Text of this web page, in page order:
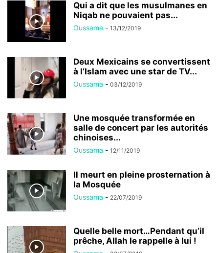
Qui a dit que les musulmanes en
Niqab ne pouvaient pas...
Oussama - 13/12/2019
Deux Mexicains se convertissent
à l’Islam avec une star de TV...
Oussama - 03/12/2019
Une mosquée transformée en
salle de concert par les autorités
chinoises...
Oussama - 12/11/2019
Il meurt en pleine prosternation à
la Mosquée
Oussama - 22/07/2019
Quelle belle mort…Pendant qu’il
prêche, Allah le rappelle à lui !